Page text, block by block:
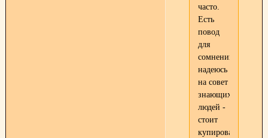
часто.
Есть
повод
для
сомнений...очень
надеюсь
на совет
знающих
людей -
стоит
купировать